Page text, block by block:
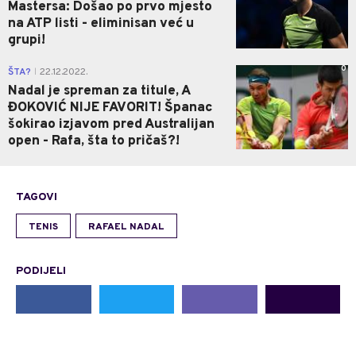
Mastersa: Došao po prvo mjesto
na ATP listi - eliminisan već u
grupi!
ŠTA? 22.12.2022.
Nadal je spreman za titule, A
ĐOKOVIĆ NIJE FAVORIT! Španac
šokirao izjavom pred Australijan
open - Rafa, šta to pričaš?!
0
TAGOVI
TENIS RAFAEL NADAL
PODIJELI